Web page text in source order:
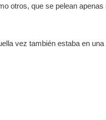
otros, que se pelean
vez también estaba en una